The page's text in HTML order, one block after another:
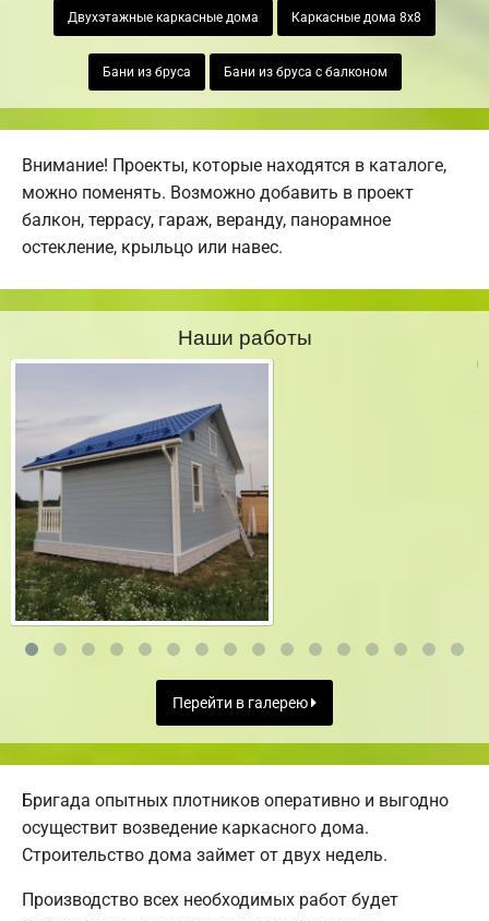
Двухэтажные каркасные дома Каркасные дома 8х8
Бани из бруса Бани из бруса с балконом
Внимание! Проекты, которые находятся в каталоге,
можно поменять. Возможно добавить в проект
балкон, террасу, гараж, веранду, панорамное
остекление, крыльцо или навес.
Наши работы
Перейти в галерею
Бригада опытных плотников оперативно и выгодно
осуществит возведение каркасного дома.
Строительство дома займет от двух недель.
Производство всех необходимых работ будет